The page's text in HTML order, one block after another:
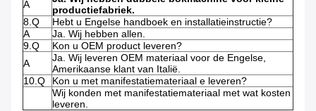
A
productiefabriek.
8.Q
Hebt u Engelse handboek en installatieinstructie?
A
Ja. Wij hebben allen.
9.Q
Kon u OEM product leveren?
A
Ja. Wij leveren OEM materiaal voor de Engelse,
Amerikaanse klant van Italië.
10.Q
Kon u met manifestatiemateriaal e leveren?
Wij konden met manifestatiemateriaal met wat kosten
leveren.